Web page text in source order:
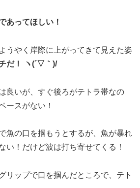
あってほしい！
うやく岸際に上がってきて見えた姿
だ！ ヽ(´▽｀)/
良いが、すぐ後ろがテトラ帯なの
ースがない！
魚の口を掴もうとするが、魚が暴れ
い！だけど波は打ち寄せてくる！
リップで口を掴んだところで、テト